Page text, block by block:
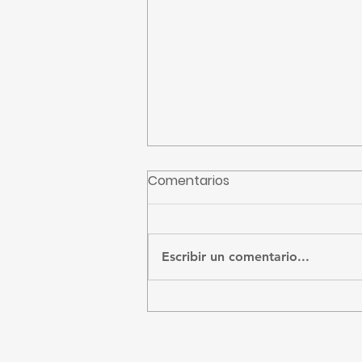
CFE recibidos
Comentarios
Escribir un comentario...